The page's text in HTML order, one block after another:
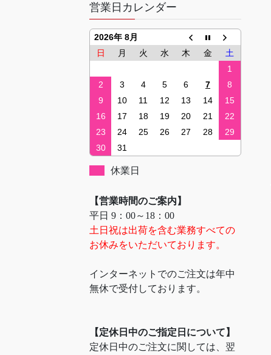
営業日カレンダー
2026年 8月
日
月 火 水 木 金
土
1
2
3 4 5 6 7
8
9
10 11 12 13 14
15
16
17 18 19 20 21
22
23
24 25 26 27 28
29
30
31
休業日
【営業時間のご案内】
平日 9：00～18：00
土日祝は出荷を含む業務すべての
お休みをいただいております。
インターネットでのご注文は年中
無休で受付しております。
【定休日中のご指定日について】
定休日中のご注文に関しては、翌